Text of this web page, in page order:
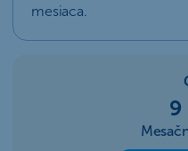
mesiaca.
9